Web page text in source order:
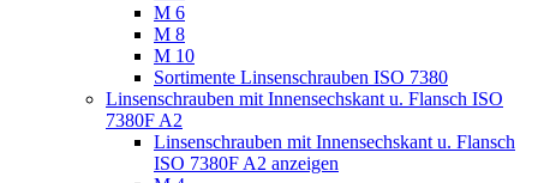
M 6
M 8
M 10
Sortimente Linsenschrauben ISO 7380
Linsenschrauben mit Innensechskant u. Flansch ISO
7380F A2
Linsenschrauben mit Innensechskant u. Flansch
ISO 7380F A2 anzeigen